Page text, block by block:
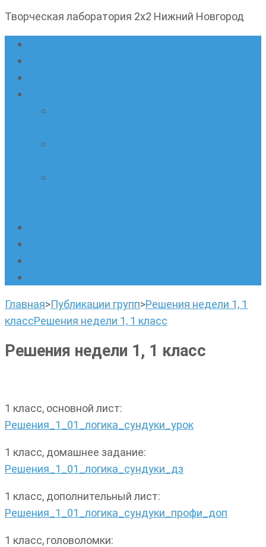
Творческая лаборатория 2х2 Нижний Новгород
Главная>Публикации групп>Решения недели 1, 1
классРешения недели 1, 1 класс
Решения недели 1, 1 класс
1 класс, основной лист:
Решения_1_01_логика_сундуки_урок
1 класс, домашнее задание:
Решения_1_01_логика_сундуки_дз
1 класс, дополнительный лист:
Решения_1_01_логика_сундуки_профи_доп
1 класс, головоломки: